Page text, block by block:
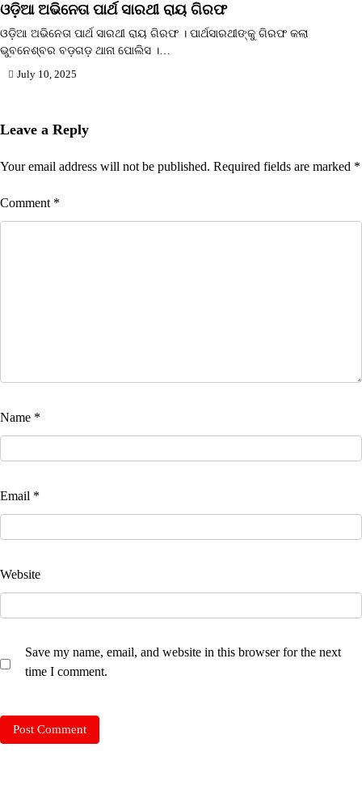
ଓଡ଼ିଆ ଅଭିନେତା ପାର୍ଥ ସାରଥୀ ରାୟ ଗିରଫ
ଓଡ଼ିଆ ଅଭିନେତା ପାର୍ଥ ସାରଥୀ ରାୟ ଗିରଫ । ପାର୍ଥସାରଥୀଙ୍କୁ ଗିରଫ କଲା
ଭୁବନେଶ୍ବର ବଡ଼ଗଡ଼ ଥାନା ପୋଲିସ ।…
July 10, 2025
Leave a Reply
Your email address will not be published. Required fields are marked *
Comment *
Name *
Email *
Website
Save my name, email, and website in this browser for the next
time I comment.